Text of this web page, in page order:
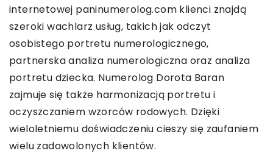
internetowej paninumerolog.com klienci znajdą
szeroki wachlarz usług, takich jak odczyt
osobistego portretu numerologicznego,
partnerska analiza numerologiczna oraz analiza
portretu dziecka. Numerolog Dorota Baran
zajmuje się także harmonizacją portretu i
oczyszczaniem wzorców rodowych. Dzięki
wieloletniemu doświadczeniu cieszy się zaufaniem
wielu zadowolonych klientów.